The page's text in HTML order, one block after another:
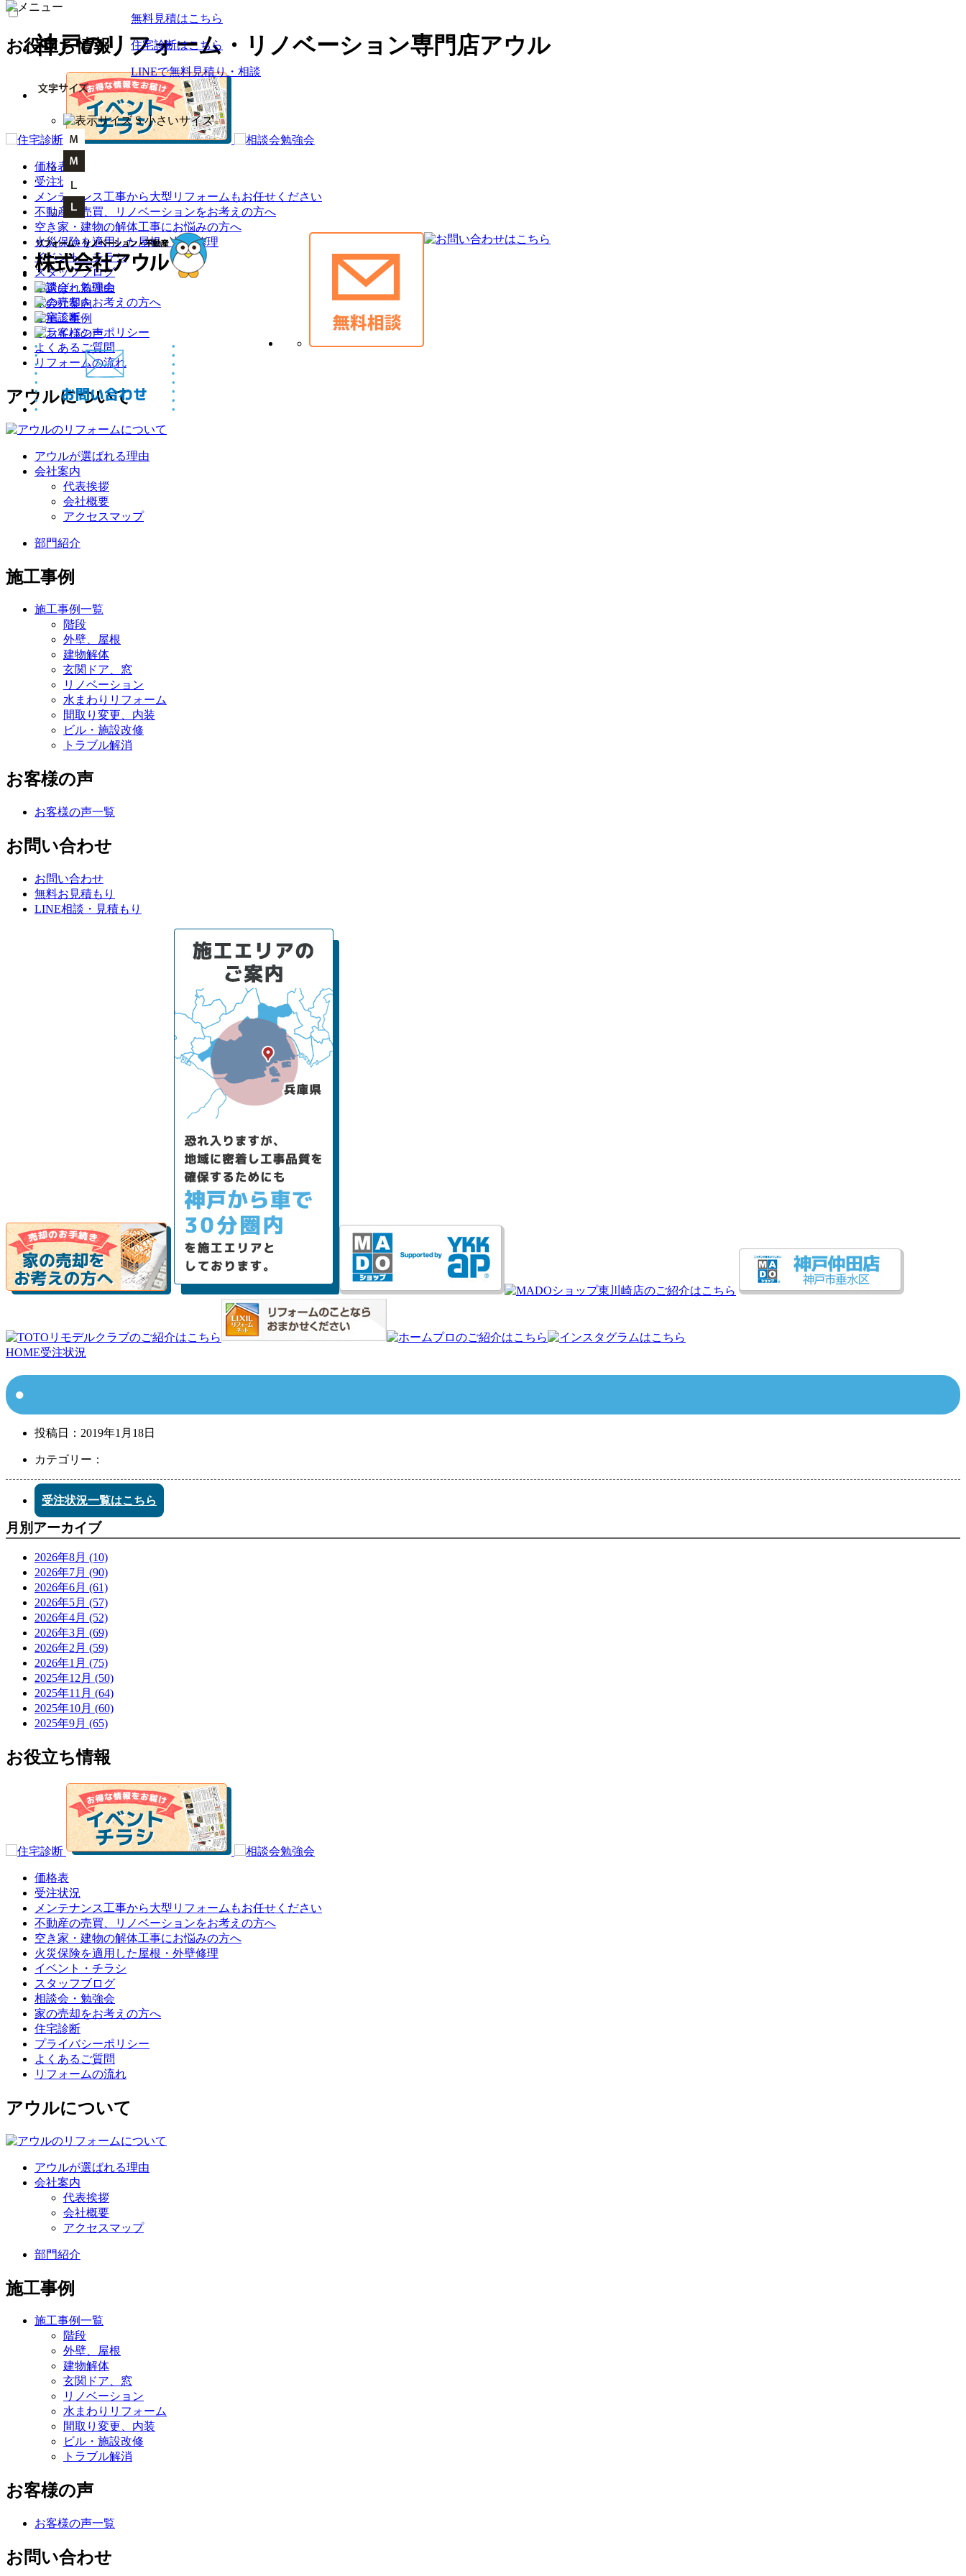
神戸のリフォーム・リノベーション専門店アウル
お役立ち情報
価格表
受注状況
メンテナンス工事から大型リフォームもお任せください
不動産の売買、リノベーションをお考えの方へ
空き家・建物の解体工事にお悩みの方へ
火災保険を適用した屋根・外壁修理
イベント・チラシ
スタッフブログ
相談会・勉強会
家の売却をお考えの方へ
住宅診断
プライバシーポリシー
よくあるご質問
リフォームの流れ
アウルについて
アウルが選ばれる理由
会社案内
代表挨拶
会社概要
アクセスマップ
部門紹介
施工事例
施工事例一覧
階段
外壁、屋根
建物解体
玄関ドア、窓
リノベーション
水まわりリフォーム
間取り変更、内装
ビル・施設改修
トラブル解消
お客様の声
お客様の声一覧
お問い合わせ
お問い合わせ
無料お見積もり
LINE相談・見積もり
無料見積はこちら
住宅診断はこちら
LINEで無料見積り・相談
HOME受注状況
投稿日： 2019年1月18日
カテゴリー：
受注状況一覧はこちら
月別アーカイブ
2026年8月 (10)
2026年7月 (90)
2026年6月 (61)
2026年5月 (57)
2026年4月 (52)
2026年3月 (69)
2026年2月 (59)
2026年1月 (75)
2025年12月 (50)
2025年11月 (64)
2025年10月 (60)
2025年9月 (65)
お役立ち情報
価格表
受注状況
メンテナンス工事から大型リフォームもお任せください
不動産の売買、リノベーションをお考えの方へ
空き家・建物の解体工事にお悩みの方へ
火災保険を適用した屋根・外壁修理
イベント・チラシ
スタッフブログ
相談会・勉強会
家の売却をお考えの方へ
住宅診断
プライバシーポリシー
よくあるご質問
リフォームの流れ
アウルについて
アウルが選ばれる理由
会社案内
代表挨拶
会社概要
アクセスマップ
部門紹介
施工事例
施工事例一覧
階段
外壁、屋根
建物解体
玄関ドア、窓
リノベーション
水まわりリフォーム
間取り変更、内装
ビル・施設改修
トラブル解消
お客様の声
お客様の声一覧
お問い合わせ